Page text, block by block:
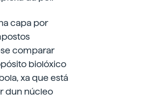
capa por
comparar
biolóxico
xa que está
dun núcleo